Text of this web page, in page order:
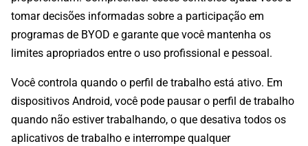
tomar decisões informadas sobre a participação em
programas de BYOD e garante que você mantenha os
limites apropriados entre o uso profissional e pessoal.
Você controla quando o perfil de trabalho está ativo. Em
dispositivos Android, você pode pausar o perfil de trabalho
quando não estiver trabalhando, o que desativa todos os
aplicativos de trabalho e interrompe qualquer